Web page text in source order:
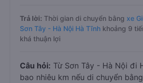
Trả lời: Thời gian di chuyển bằng xe
Sơn Tây - Hà Nội Hà Tĩnh khoảng 9
khá thuận lợi
Câu hỏi: Từ Sơn Tây - Hà Nội đi
bao nhiêu km nếu di chuyển